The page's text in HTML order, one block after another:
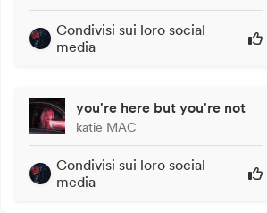
Condivisi sui loro social
media
you're here but you're not
katie MAC
Condivisi sui loro social
media